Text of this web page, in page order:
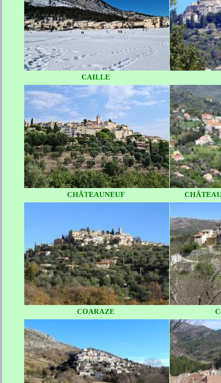
CAILLE
CHÂTEAUNEUF
COARAZE